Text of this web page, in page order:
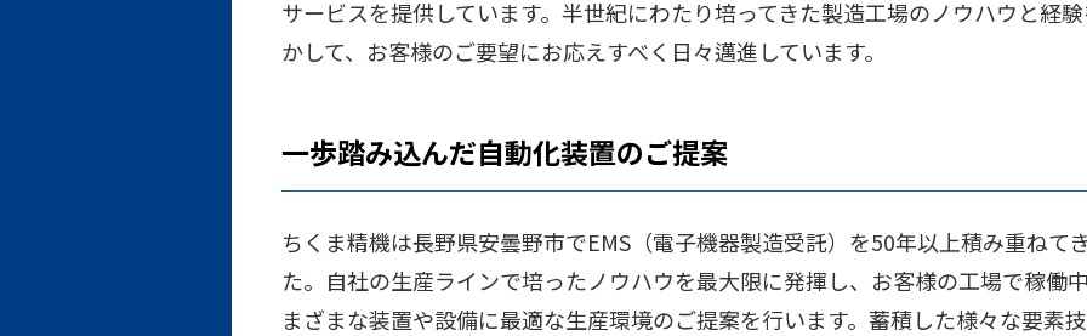
サービスを提供しています。半世紀にわたり培ってきた製造工場のノウハウと経
かして、お客様のご要望にお応えすべく日々邁進しています。
一歩踏み込んだ自動化装置のご提案
ちくま精機は長野県安曇野市でEMS（電子機器製造受託）を50年以上積み重ねて
た。自社の生産ラインで培ったノウハウを最大限に発揮し、お客様の工場で稼働
まざまな装置や設備に最適な生産環境のご提案を行います。蓄積した様々な要素